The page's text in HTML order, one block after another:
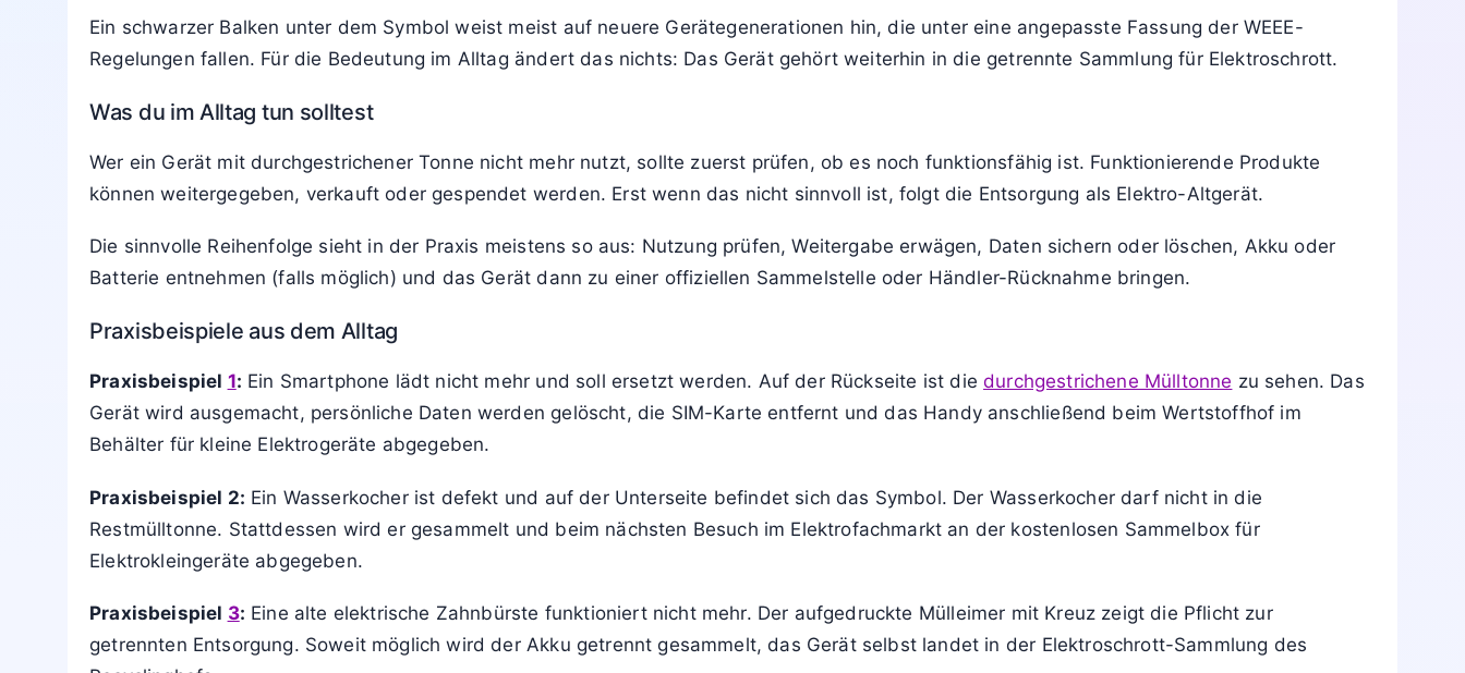
Elektro- oder Elektronikgerät, das am Ende seiner Lebensdauer über einen Wertstoffhof, eine kommunale Sammelstelle oder die Rücknahme
beim Händler abgegeben werden muss. Hersteller sind verpflichtet, solche Geräte zurückzunehmen und richtig zu verwerten oder zu recyceln.
Wer Elektrogeräte mit diesem Symbol in den Restmüll gibt, verstößt gegen Entsorgungsvorschriften und riskiert, dass Schwermetalle,
Ordnungswidrigkeit geahndet werden.
Häufig steht das Zeichen als kleines Piktogramm auf der Rückseite, Unterseite oder am Netzteil des Geräts. Manchmal ist der Mülleimer
Regelungen fallen. Für die Bedeutung im Alltag ändert das nichts: Das Gerät gehört weiterhin in die getrennte Sammlung für Elektroschrott.
Was du im Alltag tun solltest
Wer ein Gerät mit durchgestrichener Tonne nicht mehr nutzt, sollte zuerst prüfen, ob es noch funktionsfähig ist. Funktionierende Produkte
können weitergegeben, verkauft oder gespendet werden. Erst wenn das nicht sinnvoll ist, folgt die Entsorgung als Elektro-Altgerät.
Die sinnvolle Reihenfolge sieht in der Praxis meistens so aus: Nutzung prüfen, Weitergabe erwägen, Daten sichern oder löschen, Akku oder
Batterie entnehmen (falls möglich) und das Gerät dann zu einer offiziellen Sammelstelle oder Händler-Rücknahme bringen.
Praxisbeispiele aus dem Alltag